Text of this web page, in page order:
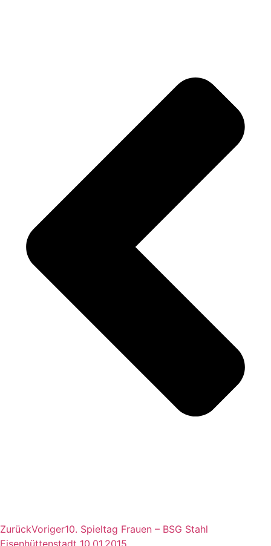
ZurückVoriger10. Spieltag Frauen – BSG Stahl